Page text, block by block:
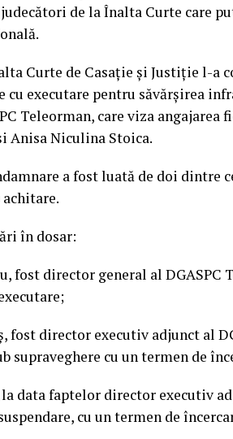
de la Înalta Curte care
Curte de Casaţie şi Justiţie l-a
cu executare pentru săvărşirea
Teleorman, care viza angajarea
Anisa Niculina Stoica.
a fost luată de doi
în dosar:
fost director general al DGASPC
fost director executiv adjunct al
supraveghere cu un termen de
data faptelor director executiv
cu un termen de